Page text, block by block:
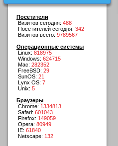
Посетители
Визитов сегодня: 488
Посетителей сегодня: 342
Визитов всего: 9789567
Операционные системы
Linux: 818975
Windows: 624715
Mac: 282352
FreeBSD: 29
SunOS: 21
Lynx OS: 7
Unix: 5
Браузеры
Chrome: 1334813
Safari: 601043
Firefox: 149059
Opera: 80949
IE: 61840
Netscape: 132